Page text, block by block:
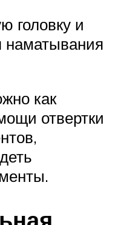
головку и
наматывания
как
отвертки